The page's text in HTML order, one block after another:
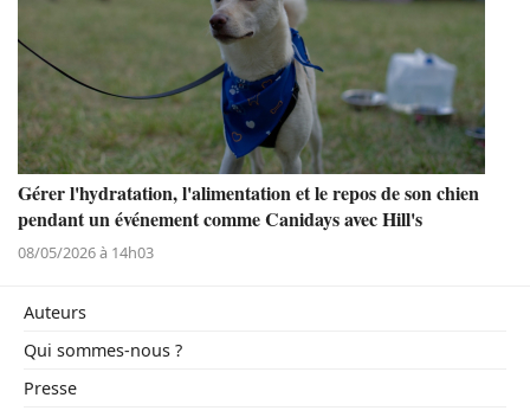
Gérer l'hydratation, l'alimentation et le repos de son chien
pendant un événement comme Canidays avec Hill's
08/05/2026 à 14h03
Auteurs
Qui sommes-nous ?
Presse